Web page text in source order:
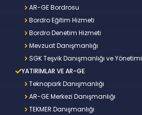
AR-GE Bordrosu
Bordro Eğitim Hizmeti
Bordro Denetim Hizmeti
Mevzuat Danışmanlığı
SGK Teşvik Danışmanlığı ve Yönetimi
YATIRIMLAR VE AR-GE
Teknopark Danışmanlığı
AR-GE Merkezi Danışmanlığı
TEKMER Danışmanlığı